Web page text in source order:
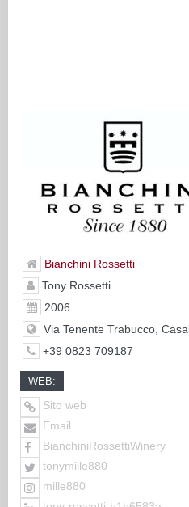
Bianchini Rossetti
Tony Rossetti
2006
Via Tenente Trabucco,
+39 0823 709187
WEB:
Sito web
Email
BianchiniRossettiWinery
tonymille880
mille880